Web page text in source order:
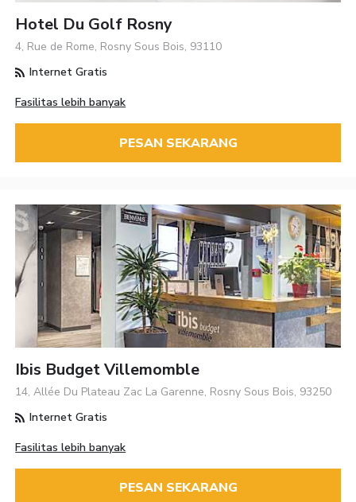
Hotel Du Golf Rosny
4, Rue de Rome, Rosny Sous Bois, 93110
Internet Gratis
Fasilitas lebih banyak
PESAN SEKARANG
Ibis Budget Villemomble
14, Allée Du Plateau Zac La Garenne, Rosny Sous Bois, 93250
Internet Gratis
Fasilitas lebih banyak
PESAN SEKARANG